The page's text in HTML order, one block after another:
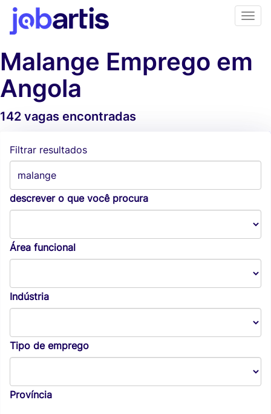
Malange Emprego em
Angola
142 vagas encontradas
Filtrar resultados
descrever o que você procura
Área funcional
Indústria
Tipo de emprego
Província